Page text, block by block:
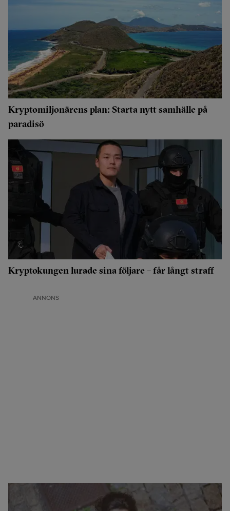
Kryptomiljonärens plan: Starta nytt samhälle på
paradisö
Kryptokungen lurade sina följare – får långt straff
ANNONS